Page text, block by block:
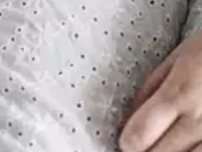
on hyödynnetty valmentavan
sitten johtaminen,
on jalkautumassa kasvatukseen,
tämä tarkoittaa myönteistä
johtamisen näkökulmasta, joten
luodaan perheeseen
Suomessa. Hänen toimintaansa on
ja valmentanut tuhansia
jne.